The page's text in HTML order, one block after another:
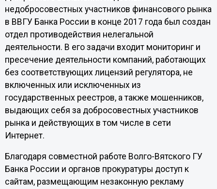
недобросовестных участников финансового рынка
в ВВГУ Банка России в конце 2017 года был создан
отдел противодействия нелегальной
деятельности. В его задачи входит мониторинг и
пресечение деятельности компаний, работающих
без соответствующих лицензий регулятора, не
включенных или исключенных из
государственных реестров, а также мошенников,
выдающих себя за добросовестных участников
рынка и действующих в том числе в сети
Интернет.
Благодаря совместной работе Волго-Вятского ГУ
Банка России и органов прокуратуры доступ к
сайтам, размещающим незаконную рекламу